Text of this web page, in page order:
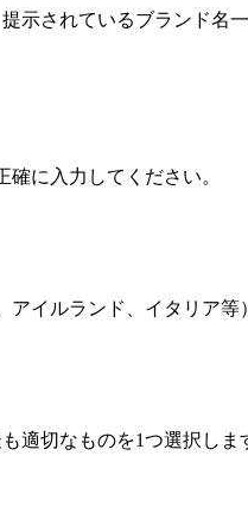
示されているブランド
に入力してください。
イルランド、イタリア等
適切なものを1つ選択しま